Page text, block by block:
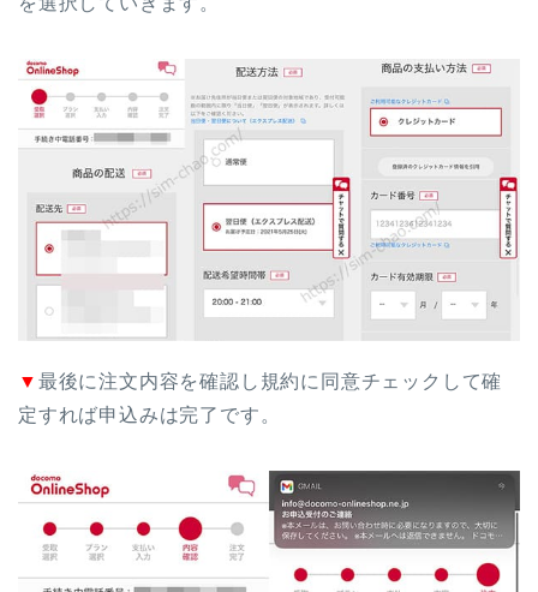
▼ 最後に注文内容を確認し規約に同意チェックして確
定すれば申込みは完了です。